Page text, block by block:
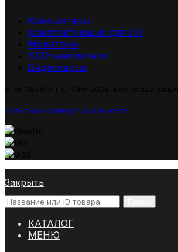
Компьютеры
Комплектующие для ПК
Мониторы
SSD-накопители
Видеокарты
Политика конфиденциальности
Закрыть
КАТАЛОГ
МЕНЮ